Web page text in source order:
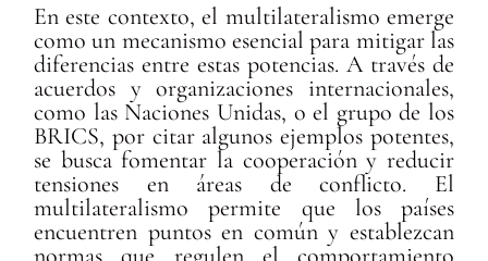
En este contexto, el multilateralismo emerge
como un mecanismo esencial para mitigar las
diferencias entre estas potencias. A través de
acuerdos y organizaciones internacionales,
como las Naciones Unidas, o el grupo de los
BRICS, por citar algunos ejemplos potentes,
se busca fomentar la cooperación y reducir
tensiones en áreas de conflicto. El
multilateralismo permite que los países
encuentren puntos en común y establezcan
normas que regulen el comportamiento